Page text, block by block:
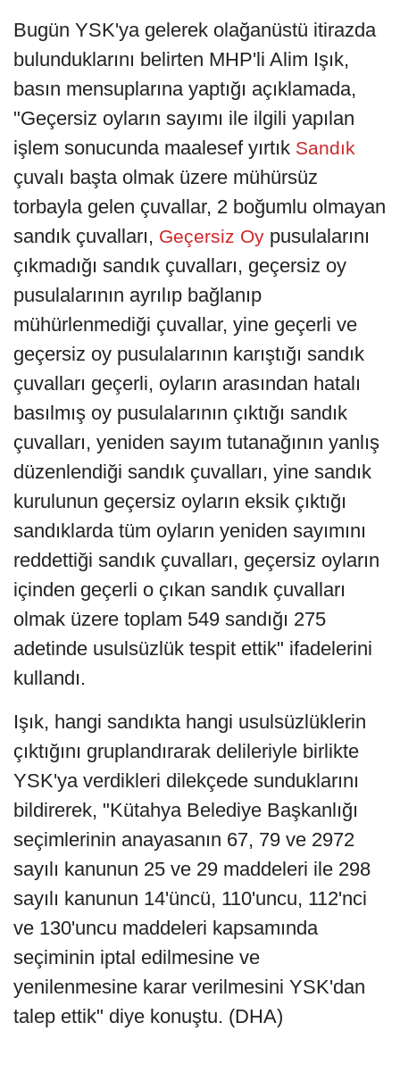
Bugün YSK'ya gelerek olağanüstü itirazda
bulunduklarını belirten MHP'li Alim Işık,
basın mensuplarına yaptığı açıklamada,
"Geçersiz oyların sayımı ile ilgili yapılan
işlem sonucunda maalesef yırtık Sandık
çuvalı başta olmak üzere mühürsüz
torbayla gelen çuvallar, 2 boğumlu olmayan
sandık çuvalları, Geçersiz Oy pusulalarını
çıkmadığı sandık çuvalları, geçersiz oy
pusulalarının ayrılıp bağlanıp
mühürlenmediği çuvallar, yine geçerli ve
geçersiz oy pusulalarının karıştığı sandık
çuvalları geçerli, oyların arasından hatalı
basılmış oy pusulalarının çıktığı sandık
çuvalları, yeniden sayım tutanağının yanlış
düzenlendiği sandık çuvalları, yine sandık
kurulunun geçersiz oyların eksik çıktığı
sandıklarda tüm oyların yeniden sayımını
reddettiği sandık çuvalları, geçersiz oyların
içinden geçerli o çıkan sandık çuvalları
olmak üzere toplam 549 sandığı 275
adetinde usulsüzlük tespit ettik" ifadelerini
kullandı.
Işık, hangi sandıkta hangi usulsüzlüklerin
çıktığını gruplandırarak delileriyle birlikte
YSK'ya verdikleri dilekçede sunduklarını
bildirerek, "Kütahya Belediye Başkanlığı
seçimlerinin anayasanın 67, 79 ve 2972
sayılı kanunun 25 ve 29 maddeleri ile 298
sayılı kanunun 14'üncü, 110'uncu, 112'nci
ve 130'uncu maddeleri kapsamında
seçiminin iptal edilmesine ve
yenilenmesine karar verilmesini YSK'dan
talep ettik" diye konuştu. (DHA)